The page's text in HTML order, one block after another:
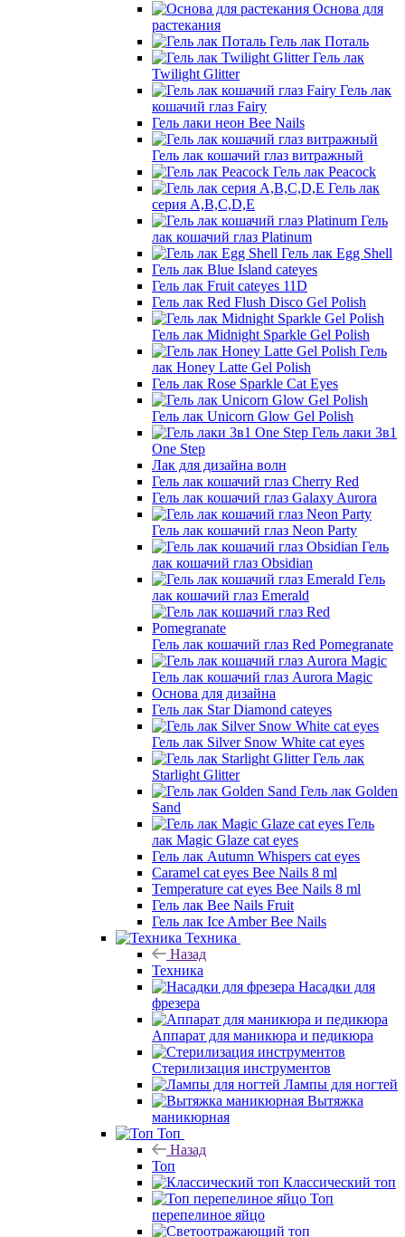
Основа для
растекания
Гель лак Поталь
Гель лак
Twilight Glitter
Гель лак
кошачий глаз Fairy
Гель лаки неон Bee Nails
Гель лак кошачий глаз витражный
Гель лак Peacock
Гель лак
серия A,B,C,D,E
Гель
лак кошачий глаз Platinum
Гель лак Egg Shell
Гель лак Blue Island cateyes
Гель лак Fruit cateyes 11D
Гель лак Red Flush Disco Gel Polish
Гель лак Midnight Sparkle Gel Polish
Гель
лак Honey Latte Gel Polish
Гель лак Rose Sparkle Cat Eyes
Гель лак Unicorn Glow Gel Polish
Гель лаки 3в1
One Step
Лак для дизайна волн
Гель лак кошачий глаз Cherry Red
Гель лак кошачий глаз Galaxy Aurora
Гель лак кошачий глаз Neon Party
Гель
лак кошачий глаз Obsidian
Гель
лак кошачий глаз Emerald
Гель лак кошачий глаз Red Pomegranate
Гель лак кошачий глаз Aurora Magic
Основа для дизайна
Гель лак Star Diamond cateyes
Гель лак Silver Snow White cat eyes
Гель лак
Starlight Glitter
Гель лак Golden
Sand
Гель
лак Magic Glaze cat eyes
Гель лак Autumn Whispers cat eyes
Caramel cat eyes Bee Nails 8 ml
Temperature cat eyes Bee Nails 8 ml
Гель лак Bee Nails Fruit
Гель лак Ice Amber Bee Nails
Техника
Назад
Техника
Насадки для
фрезера
Аппарат для маникюра и педикюра
Стерилизация инструментов
Лампы для ногтей
Вытяжка
маникюрная
Топ
Назад
Топ
Классический топ
Топ
перепелиное яйцо